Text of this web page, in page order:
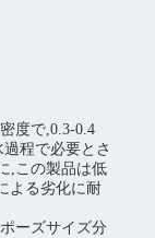
度で,0.3-0.4
程で必要とさ
,この製品は低
よる劣化に耐
ーズサイズ分